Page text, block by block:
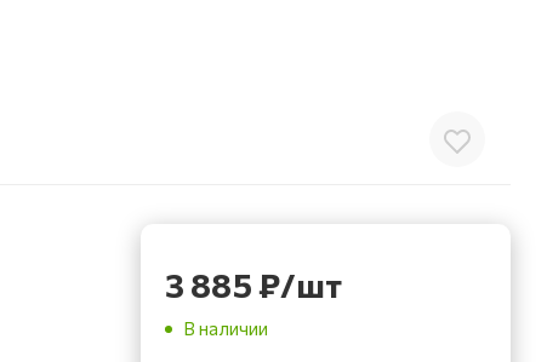
3 885₽/шт
В наличии